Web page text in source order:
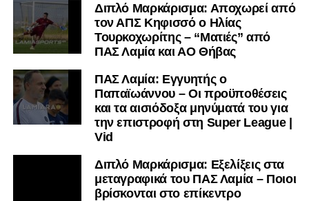
Διπλό Μαρκάρισμα: Αποχωρεί από
τον ΑΠΣ Κηφισσό ο Ηλίας
Τουρκοχωρίτης – “Ματιές” από
ΠΑΣ Λαμία και ΑΟ Θήβας
ΠΑΣ Λαμία: Εγγυητής ο
Παπαϊωάννου – Οι προϋποθέσεις
και τα αισιόδοξα μηνύματά του για
την επιστροφή στη Super League |
Vid
Διπλό Μαρκάρισμα: Εξελίξεις στα
μεταγραφικά του ΠΑΣ Λαμία – Ποιοι
βρίσκονται στο επίκεντρο